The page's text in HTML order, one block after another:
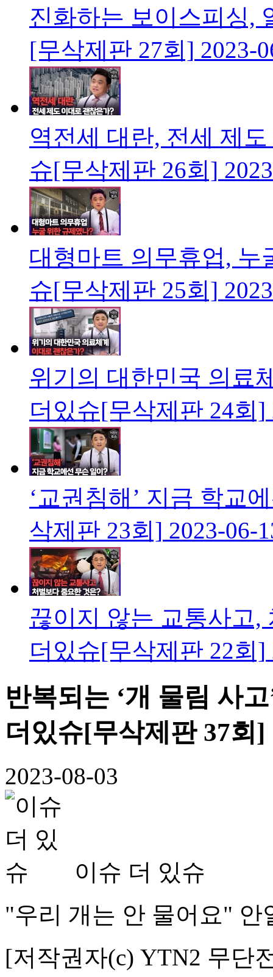
진화하는 보이스피싱,
[무삭제판 27회] 2023-
역전세 대란, 전세 제
슈[무삭제판 26회]
대형마트 의무휴업, 누
슈[무삭제판 25회]
위기의 대한민국 의료
더있슈[무삭제판 24회]
‘교권침해’ 지금 학교
삭제판 23회] 2023-06-
끊이지 않는 교통사고,
더있슈[무삭제판 22회]
반복되는 ‘개 물림 사
더있슈[무삭제판 37회]
2023-08-03
이슈 더 있슈
"우리 개는 안 물어요"
[저작권자(c) YTN2 무단